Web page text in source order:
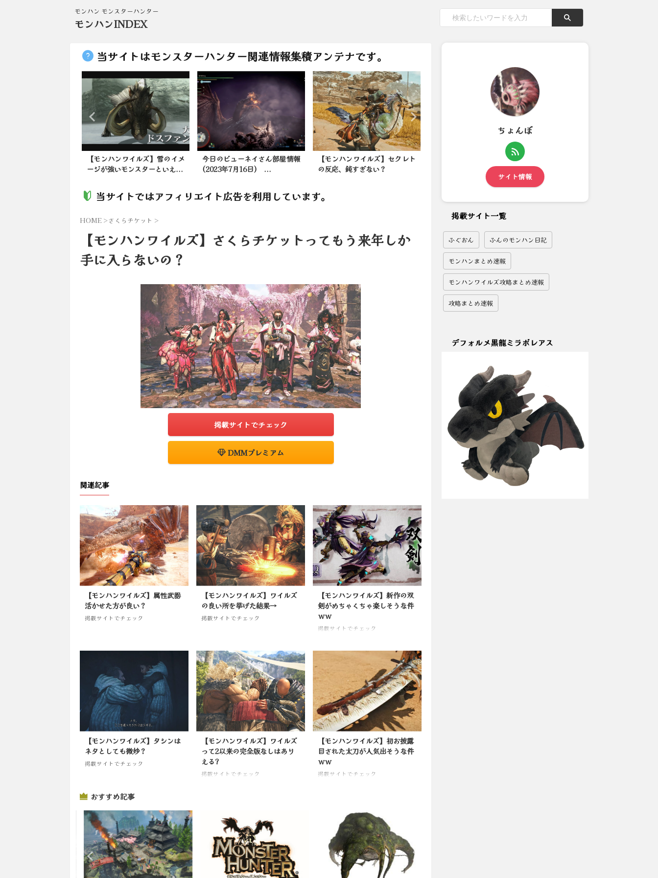
モンハン モンスターハンター
モンハンINDEX
当サイトはモンスターハンター関連情報集積アンテナです。
【モンハンワイルズ】雪のイメ
ージが強いモンスターといえ...
今日のビューネイさん部屋情報
(2023年7月16日) ...
【モンハンワイルズ】セクレト
の反応、鈍すぎない？
【モンハンワイルズ】発売前が
全盛期だったスラアクさんの...
当サイトではアフィリエイト広告を利用しています。
HOME >さくらチケット >
【モンハンワイルズ】さくらチケットってもう来年しか
手に入らないの？
掲載サイトでチェック
DMMプレミアム
関連記事
【モンハンワイルズ】属性武器
活かせた方が良い？
掲載サイトでチェック
【モンハンワイルズ】ワイルズ
の良い所を挙げた結果→
掲載サイトでチェック
【モンハンワイルズ】新作の双
剣がめちゃくちゃ楽しそうな件
ｗｗ
掲載サイトでチェック
【モンハンワイルズ】タシンは
ネタとしても微妙？
掲載サイトでチェック
【モンハンワイルズ】ワイルズ
って2以来の完全版なしはあり
える?
掲載サイトでチェック
【モンハンワイルズ】初お披露
目された太刀が人気出そうな件
ｗｗ
掲載サイトでチェック
おすすめ記事
ちょんぼ
サイト情報
掲載サイト一覧
ふぐおん ふんのモンハン日記
モンハンまとめ速報
モンハンワイルズ攻略まとめ速報
攻略まとめ速報
デフォルメ黒龍ミラボレアス